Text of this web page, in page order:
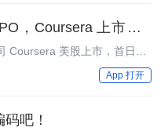
，Coursera 上市首日
Coursera 美股上市，首日大
App 打开
吧！